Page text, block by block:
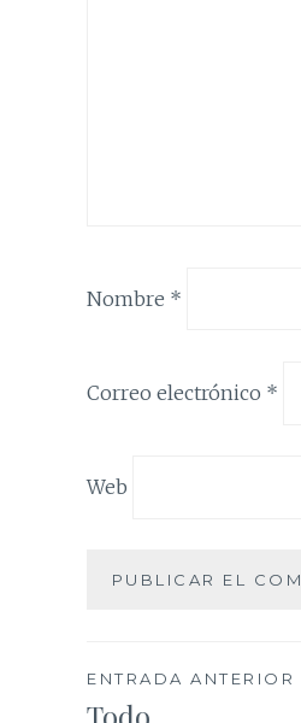
Nombre *
Correo electrónico *
Web
Navegación
ENTRADA ANTERIOR